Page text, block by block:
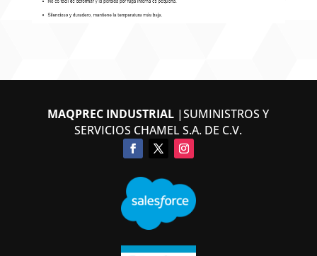
MAQPREC INDUSTRIAL |SUMINISTROS Y
SERVICIOS CHAMEL S.A. DE C.V.